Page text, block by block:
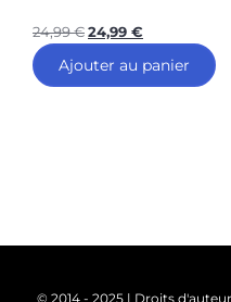
24,99€24,99 €
Ajouter au panier
© 2014 - 2025 | Droits